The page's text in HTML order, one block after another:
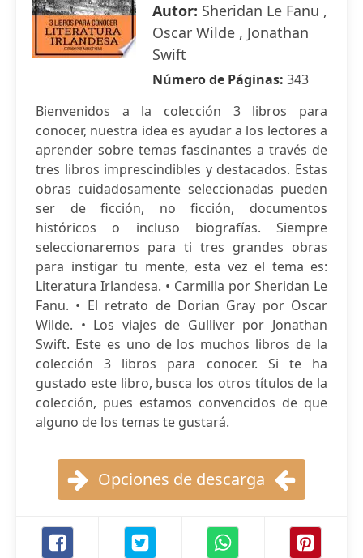
Autor: Sheridan Le Fanu ,
Oscar Wilde , Jonathan
Swift
Número de Páginas: 343
Bienvenidos a la colección 3 libros para
conocer, nuestra idea es ayudar a los lectores a
aprender sobre temas fascinantes a través de
tres libros imprescindibles y destacados. Estas
obras cuidadosamente seleccionadas pueden
ser de ficción, no ficción, documentos
históricos o incluso biografías. Siempre
seleccionaremos para ti tres grandes obras
para instigar tu mente, esta vez el tema es:
Literatura Irlandesa. • Carmilla por Sheridan Le
Fanu. • El retrato de Dorian Gray por Oscar
Wilde. • Los viajes de Gulliver por Jonathan
Swift. Este es uno de los muchos libros de la
colección 3 libros para conocer. Si te ha
gustado este libro, busca los otros títulos de la
colección, pues estamos convencidos de que
alguno de los temas te gustará.
Opciones de descarga